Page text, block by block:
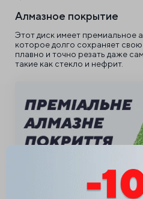
Алмазное покрытие
Этот диск имеет премиальное
которое долго сохраняет
плавно и точно резать даже
такие как стекло и нефрит.